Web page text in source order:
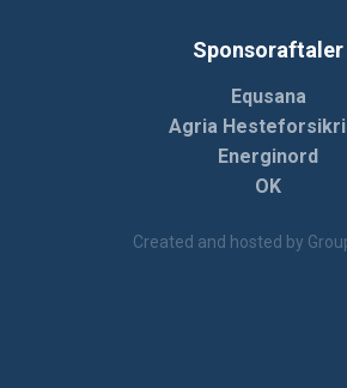
Sponsoraftaler
Equsana
Agria
Energinord
OK
Created and hosted by